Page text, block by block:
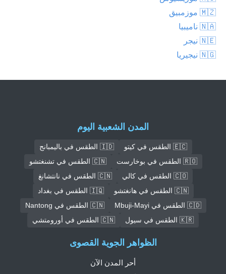
🇲🇿 موزمبيق
🇳🇦 ناميبيا
🇳🇪 نيجر
🇳🇬 نيجيريا
المدن الشعبية اليوم
🇪🇨 الطقس في كيتو
🇮🇩 الطقس في باليمبانج
🇷🇴 الطقس في بوخارست
🇨🇳 الطقس في تشنغتشو
🇨🇴 الطقس في كالي
🇨🇳 الطقس في نانتشانغ
🇨🇳 الطقس في هانغتشو
🇮🇶 الطقس في بغداد
🇨🇩 الطقس في Mbuji-Mayi
🇨🇳 الطقس في Nantong
🇰🇷 الطقس في سيول
🇨🇳 الطقس في أورومتشي
الظواهر الجوية القصوى
أحر المدن الآن